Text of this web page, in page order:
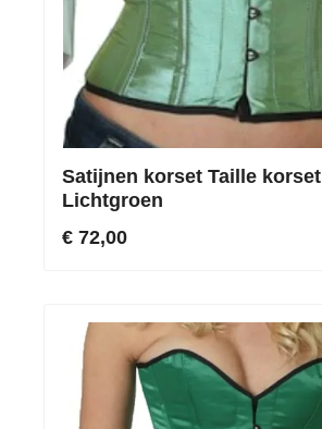
Satijnen korset Taille korset
Lichtgroen
€ 72,00